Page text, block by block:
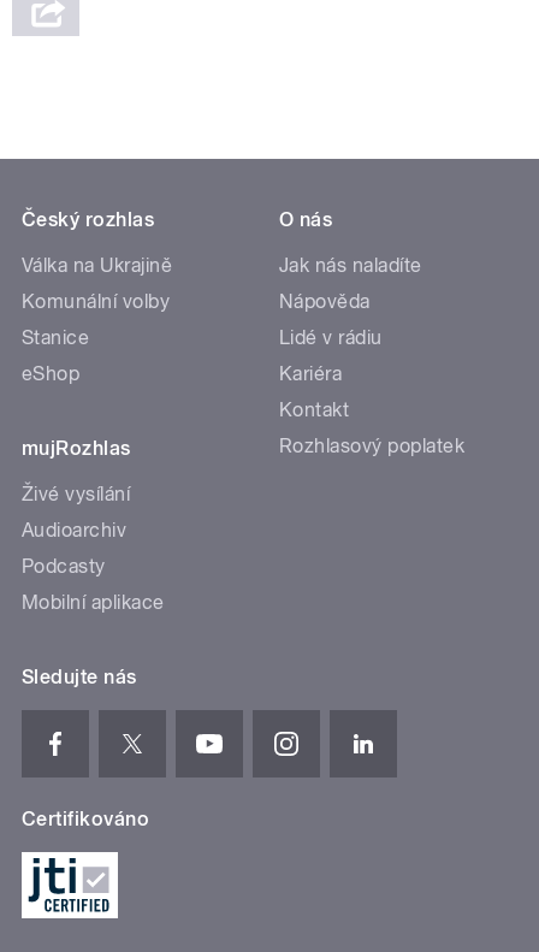
Český rozhlas
Válka na Ukrajině
Komunální volby
Stanice
eShop
mujRozhlas
Živé vysílání
Audioarchiv
Podcasty
Mobilní aplikace
O nás
Jak nás naladíte
Nápověda
Lidé v rádiu
Kariéra
Kontakt
Rozhlasový poplatek
Sledujte nás
Certifikováno